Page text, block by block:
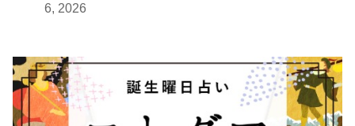
6, 2026